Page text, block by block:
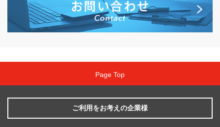
Page Top
ご利用をお考えの企業様